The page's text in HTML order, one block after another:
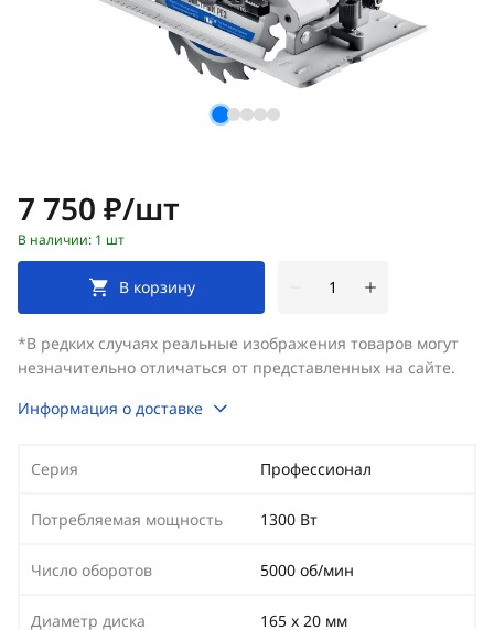
Цена:
7 750 ₽/шт
В наличии: 1 шт
В корзину
*В редких случаях реальные изображения товаров могут
незначительно отличаться от представленных на сайте.
Информация о доставке
Серия Профессионал
Потребляемая мощность 1300 Вт
Число оборотов 5000 об/мин
Диаметр диска 165 х 20 мм